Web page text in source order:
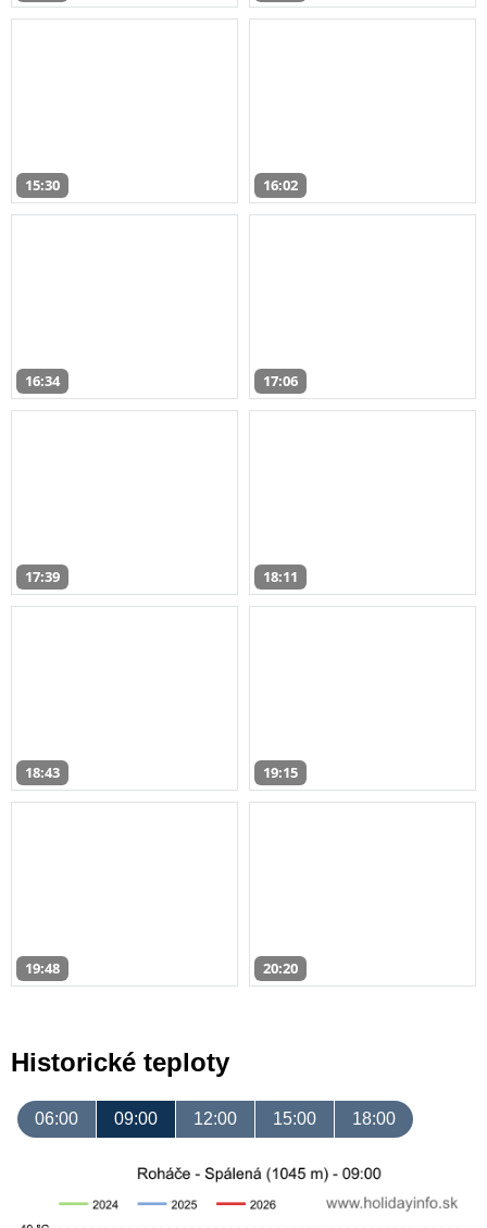
15:30 16:02
16:34 17:06
17:39 18:11
18:43 19:15
19:48 20:20
Historické teploty
06:00 09:00 12:00 15:00 18:00